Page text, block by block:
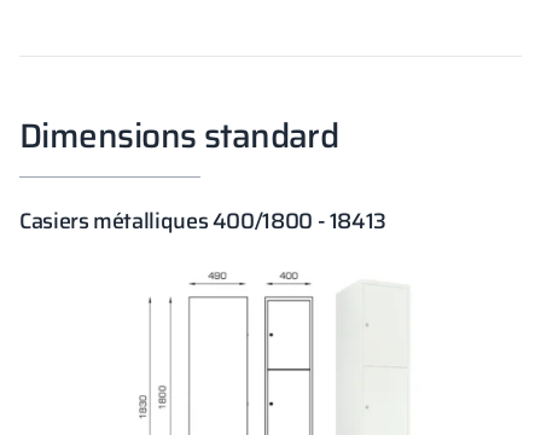
Dimensions standard
Casiers métalliques 400/1800 - 18413